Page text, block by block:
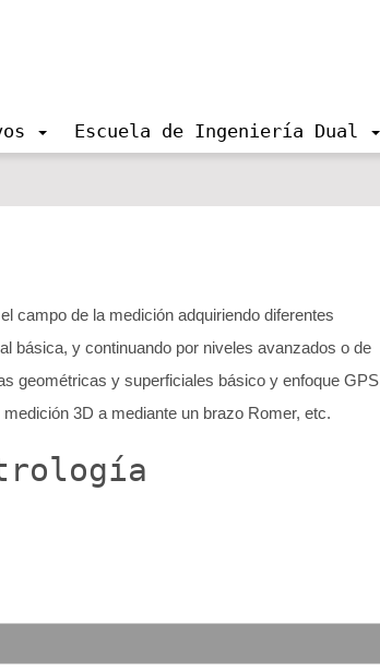
Escuela de Ingeniería Dual
campo de la medición adquiriendo diferentes
básica, y continuando por niveles avanzados o de
geométricas y superficiales básico y enfoque GPS
3D a mediante un brazo Romer, etc.